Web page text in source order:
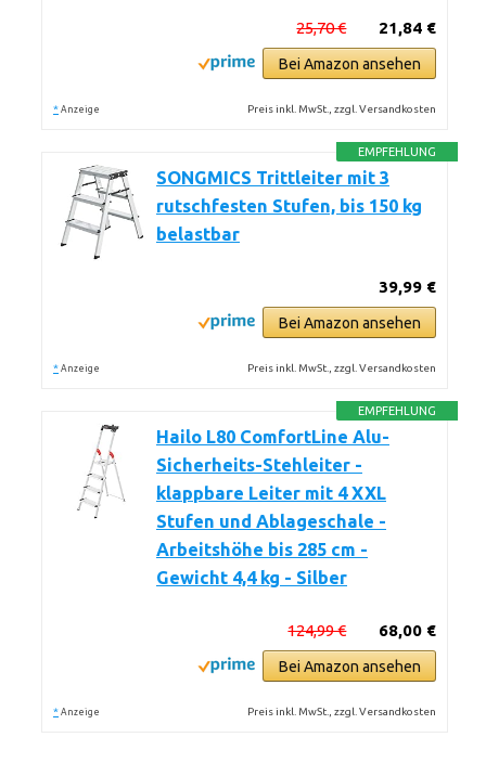
21,84 €
25,70 €
Bei Amazon ansehen
* Anzeige Preis inkl. MwSt., zzgl. Versandkosten
EMPFEHLUNG
SONGMICS Trittleiter mit 3
rutschfesten Stufen, bis 150 kg
belastbar
39,99 €
Bei Amazon ansehen
* Anzeige Preis inkl. MwSt., zzgl. Versandkosten
EMPFEHLUNG
Hailo L80 ComfortLine Alu-
Sicherheits-Stehleiter -
klappbare Leiter mit 4 XXL
Stufen und Ablageschale -
Arbeitshöhe bis 285 cm -
Gewicht 4,4 kg - Silber
68,00 €
124,99 €
Bei Amazon ansehen
* Anzeige Preis inkl. MwSt., zzgl. Versandkosten